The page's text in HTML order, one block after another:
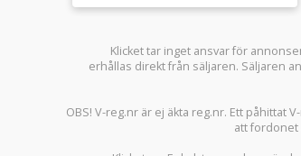
Klicket tar inget ansvar för
erhållas direkt från säljaren. Säljaren
OBS! V-reg.nr är ej äkta reg.nr. Ett påhittat
att fordonet